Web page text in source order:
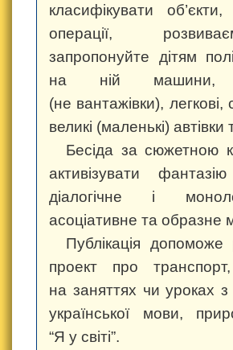
класифікувати
операції,
запропонуйте дітям
на ній машини,
(не вантажівки), легкові,
великі (маленькі)
Бесіда за сюжетною
активізувати
діалогічне і
асоціативне та образне
Публікація допоможе
проект про
на заняттях чи уроках
української мови,
“Я у світі”.